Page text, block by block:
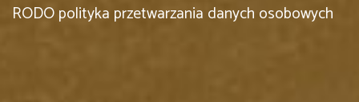
RODO polityka przetwarzania danych osobowych